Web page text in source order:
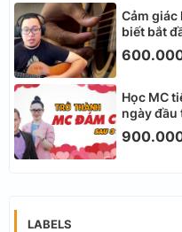
Cảm giác
biết bắt
Học MC
ngày
LABELS